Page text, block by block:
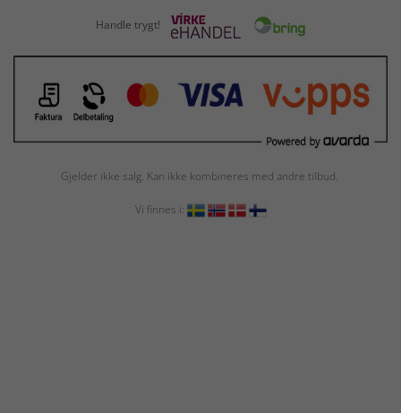
Handle trygt!
Gjelder ikke salg. Kan ikke kombineres med andre tilbud.
Vi finnes i: